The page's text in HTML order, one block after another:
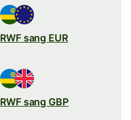
RWF sang EUR
RWF sang GBP